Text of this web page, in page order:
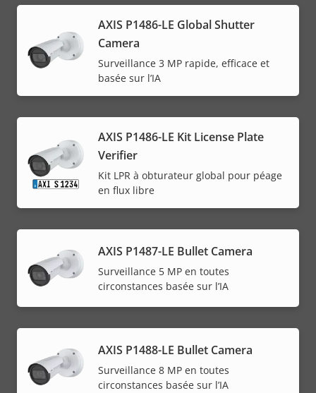
AXIS P1486-LE Global Shutter
Camera
Surveillance 3 MP rapide, efficace et
basée sur l’IA
AXIS P1486-LE Kit License Plate
Verifier
Kit LPR à obturateur global pour péage
en flux libre
AXIS P1487-LE Bullet Camera
Surveillance 5 MP en toutes
circonstances basée sur l’IA
AXIS P1488-LE Bullet Camera
Surveillance 8 MP en toutes
circonstances basée sur l’IA